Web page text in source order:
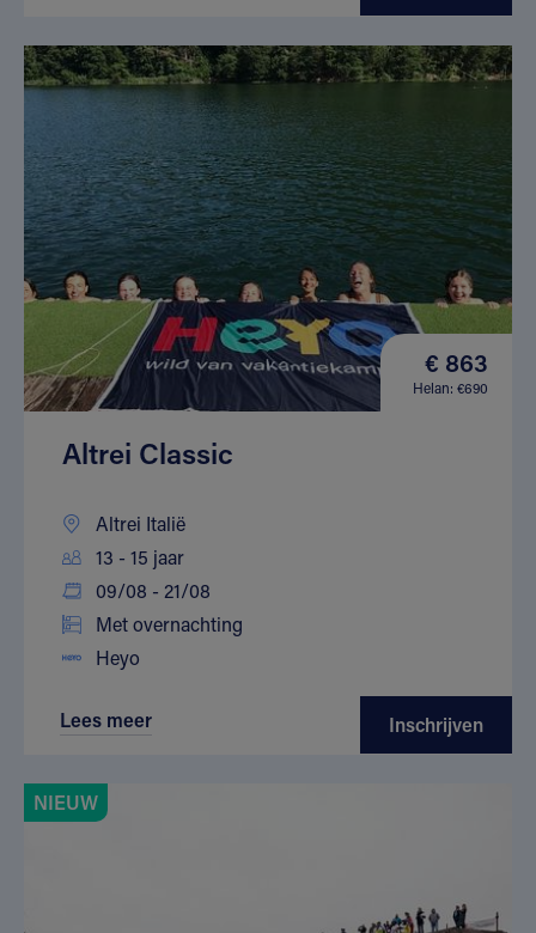
€ 863
Helan: €690
Altrei Classic
Altrei Italië
13 - 15 jaar
09/08 - 21/08
Met overnachting
Heyo
Lees meer Inschrijven
NIEUW